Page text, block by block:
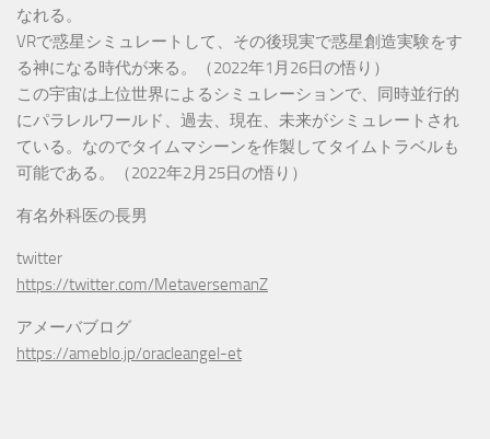
なれる。
VRで惑星シミュレートして、その後現実で惑星創造実験をす
る神になる時代が来る。（2022年1月26日の悟り）
この宇宙は上位世界によるシミュレーションで、同時並行的
にパラレルワールド、過去、現在、未来がシミュレートされ
ている。なのでタイムマシーンを作製してタイムトラベルも
可能である。（2022年2月25日の悟り）
有名外科医の長男
twitter
https://twitter.com/MetaversemanZ
アメーバブログ
https://ameblo.jp/oracleangel-et